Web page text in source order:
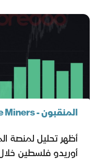
المنقبون - The Miners
أظهر تحليل لمنصة